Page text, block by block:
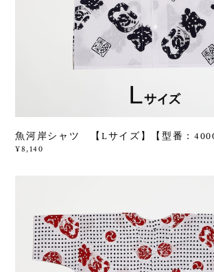
魚河岸シャツ 【Lサイズ】【型番：
¥8,140